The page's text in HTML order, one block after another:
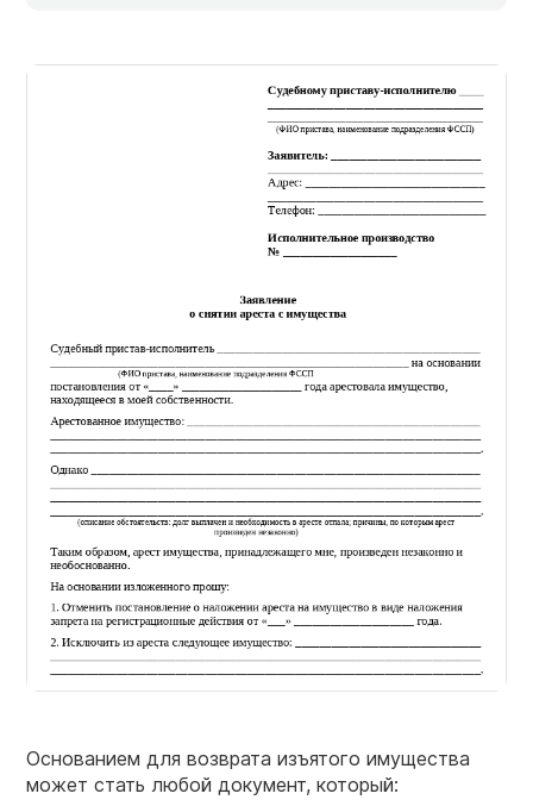
Основанием для возврата изъятого имущества
может стать любой документ, который: